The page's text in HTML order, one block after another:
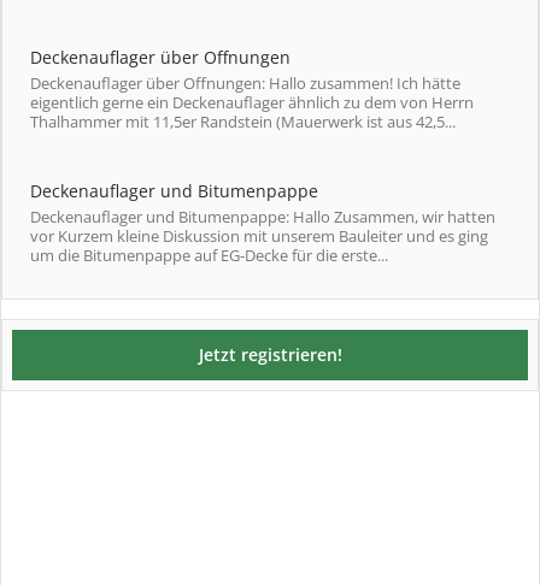
Deckenauflager über Offnungen
Deckenauflager über Offnungen: Hallo zusammen! Ich hätte
eigentlich gerne ein Deckenauflager ähnlich zu dem von Herrn
Thalhammer mit 11,5er Randstein (Mauerwerk ist aus 42,5...
Deckenauflager und Bitumenpappe
Deckenauflager und Bitumenpappe: Hallo Zusammen, wir hatten
vor Kurzem kleine Diskussion mit unserem Bauleiter und es ging
um die Bitumenpappe auf EG-Decke für die erste...
Jetzt registrieren!